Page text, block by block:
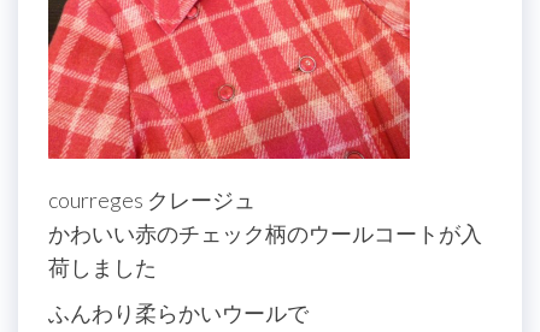
courreges クレージュ
かわいい赤のチェック柄のウールコートが入
荷しました
ふんわり柔らかいウールで